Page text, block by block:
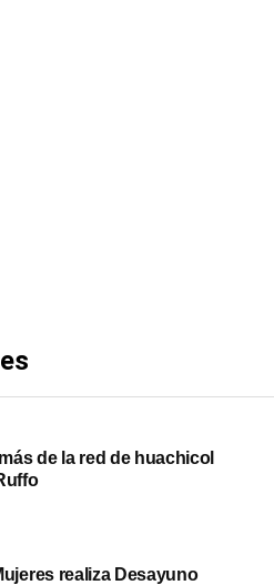
de la red de huachicol
realiza Desayuno